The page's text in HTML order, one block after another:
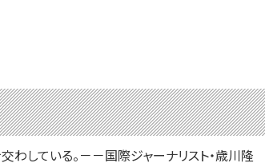
している。－－国際ジャーナリスト・歳川隆